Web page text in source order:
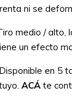
ni se
medio / alto,
un efecto
Disponible en 5
ACÁ te